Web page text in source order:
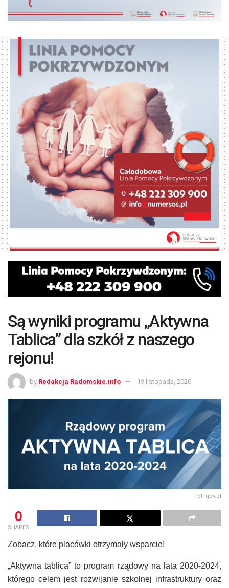
Są wyniki programu „Aktywna
Tablica” dla szkół z naszego
rejonu!
by Redakcja Radomskie.info 19 listopada, 2020
Fot. gov.pl
0
SHARES
Zobacz, które placówki otrzymały wsparcie!
„Aktywna tablica” to program rządowy na lata 2020-2024,
którego celem jest rozwijanie szkolnej infrastruktury oraz